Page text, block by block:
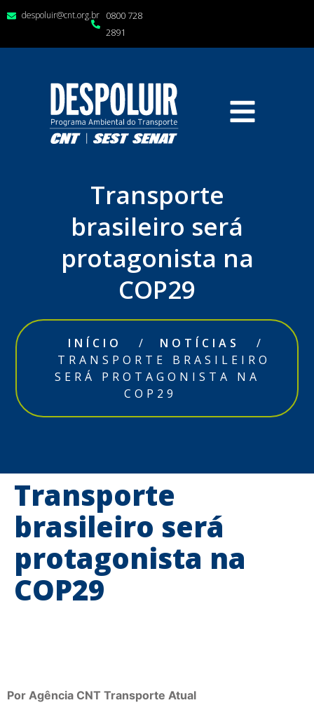
despoluir@cnt.org.br 0800 728
2891
Transporte
brasileiro será
protagonista na
COP29
INÍCIO / NOTÍCIAS
/
TRANSPORTE BRASILEIRO
SERÁ PROTAGONISTA NA
COP29
Transporte
brasileiro será
protagonista na
COP29
Por Agência CNT Transporte Atual